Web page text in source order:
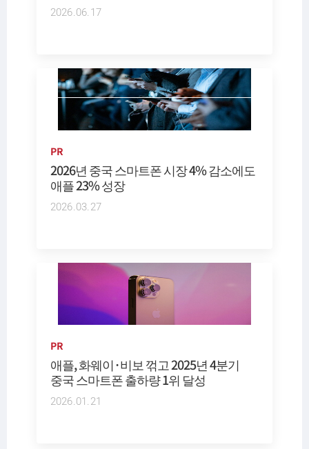
2026.06.17
PR
2026년 중국 스마트폰 시장 4% 감소에도
애플 23% 성장
2026.03.27
PR
애플, 화웨이·비보 꺾고 2025년 4분기
중국 스마트폰 출하량 1위 달성
2026.01.21